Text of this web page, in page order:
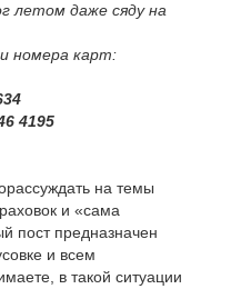
летом даже сяду на
номера карт:
4195
на темы
и «сама
пост предназначен
и всем
в такой ситуации